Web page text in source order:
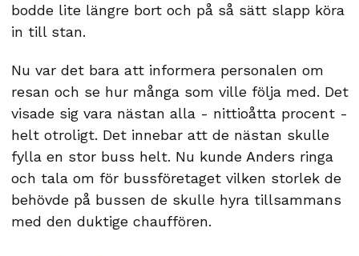
bodde lite längre bort och på så sätt slapp köra
in till stan.
Nu var det bara att informera personalen om
resan och se hur många som ville följa med. Det
visade sig vara nästan alla - nittioåtta procent -
helt otroligt. Det innebar att de nästan skulle
fylla en stor buss helt. Nu kunde Anders ringa
och tala om för bussföretaget vilken storlek de
behövde på bussen de skulle hyra tillsammans
med den duktige chauffören.